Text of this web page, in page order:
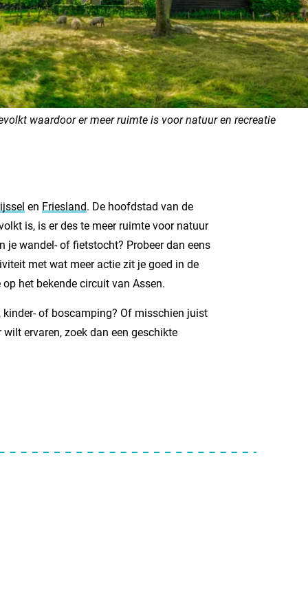
waardoor er meer ruimte is voor natuur en recreatie
en Friesland. De hoofdstad van de
is, is er des te meer ruimte voor natuur
je wandel- of fietstocht? Probeer dan eens
met wat meer actie zit je goed in de
het bekende circuit van Assen.
of boscamping? Of misschien juist
ervaren, zoek dan een geschikte